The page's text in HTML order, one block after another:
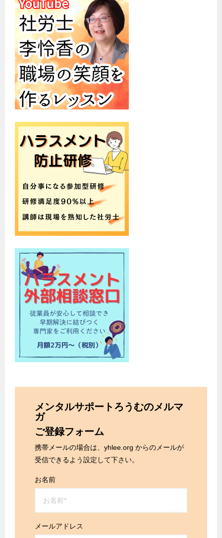
メンタルサポートろうむのメルマ
ガ
ご登録フォーム
携帯メールの場合は、yhlee.org からのメールが
受信できるよう設定して下さい。
お名前
メールアドレス